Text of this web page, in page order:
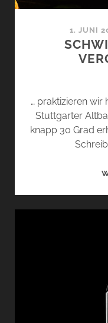
1. JUNI
… praktizieren wir
Stuttgarter
knapp 30 Grad